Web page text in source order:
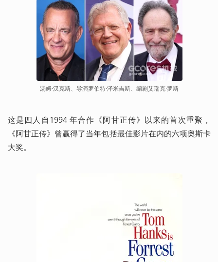
汤姆·汉克斯、导演罗伯特·泽米吉斯、编剧艾瑞克·罗斯
这是四人自1994 年合作《阿甘正传》以来的首次重聚，
《阿甘正传》曾赢得了当年包括最佳影片在内的六项奥斯卡
大奖。